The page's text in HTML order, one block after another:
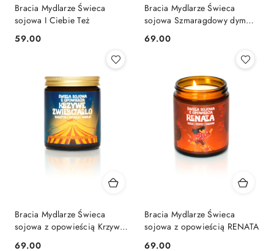
Bracia Mydlarze Świeca
sojowa I Ciebie Też
Cena:
59.00
Bracia Mydlarze Świeca
sojowa Szmaragdowy dym
180ml
Cena:
69.00
Bracia Mydlarze Świeca
sojowa z opowieścią Krzywe
69.00
Bracia Mydlarze Świeca
sojowa z opowieścią RENATA
69.00